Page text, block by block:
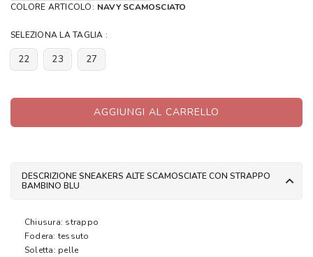
COLORE ARTICOLO: NAVY SCAMOSCIATO
SELEZIONA LA TAGLIA :
22 23 27
AGGIUNGI AL CARRELLO
DESCRIZIONE SNEAKERS ALTE SCAMOSCIATE CON STRAPPO
BAMBINO BLU
Chiusura: strappo
Fodera: tessuto
Soletta: pelle